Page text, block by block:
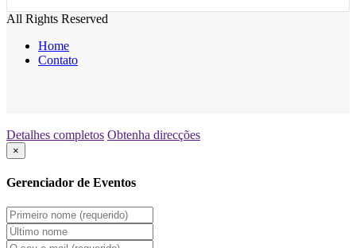
All Rights Reserved
Home
Contato
Detalhes completos Obtenha direcções
×
Gerenciador de Eventos